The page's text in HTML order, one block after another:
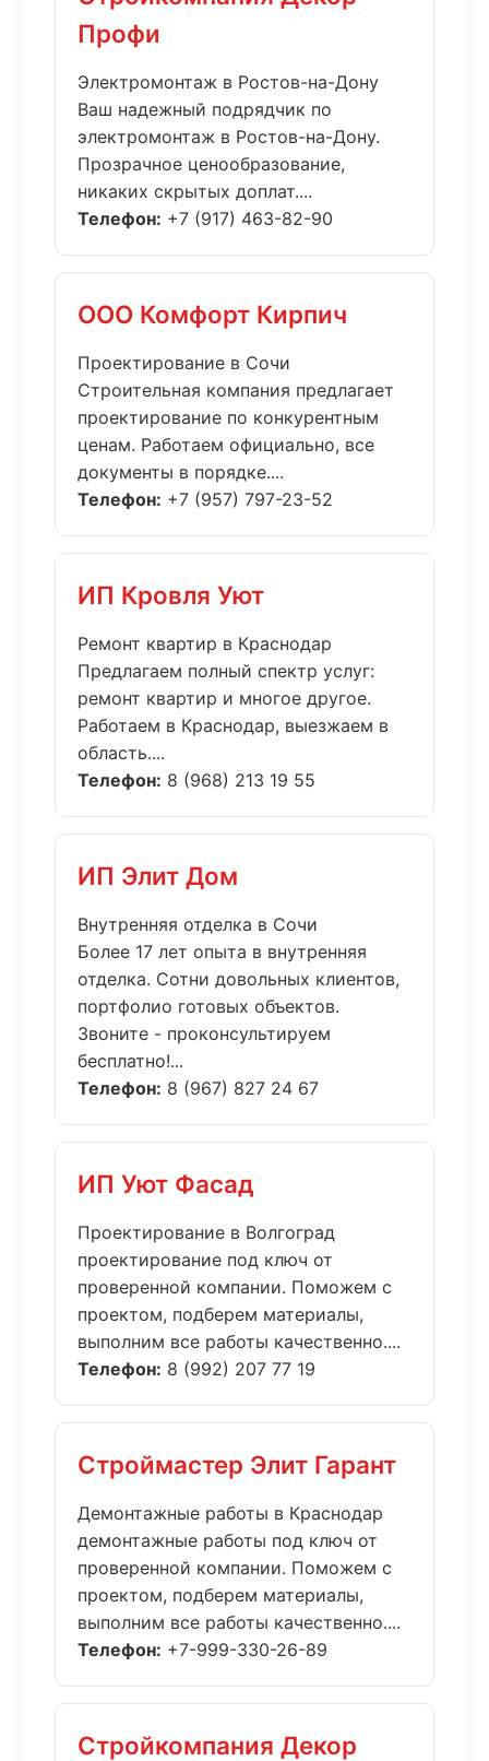
Профи
Электромонтаж в Ростов-на-Дону
Ваш надежный подрядчик по
электромонтаж в Ростов-на-Дону.
Прозрачное ценообразование,
никаких скрытых доплат....
Телефон: +7 (917) 463-82-90
ООО Комфорт Кирпич
Проектирование в Сочи
Строительная компания предлагает
проектирование по конкурентным
ценам. Работаем официально, все
документы в порядке....
Телефон: +7 (957) 797-23-52
ИП Кровля Уют
Ремонт квартир в Краснодар
Предлагаем полный спектр услуг:
ремонт квартир и многое другое.
Работаем в Краснодар, выезжаем в
область....
Телефон: 8 (968) 213 19 55
ИП Элит Дом
Внутренняя отделка в Сочи
Более 17 лет опыта в внутренняя
отделка. Сотни довольных клиентов,
портфолио готовых объектов.
Звоните - проконсультируем
бесплатно!...
Телефон: 8 (967) 827 24 67
ИП Уют Фасад
Проектирование в Волгоград
проектирование под ключ от
проверенной компании. Поможем с
проектом, подберем материалы,
выполним все работы качественно....
Телефон: 8 (992) 207 77 19
Строймастер Элит Гарант
Демонтажные работы в Краснодар
демонтажные работы под ключ от
проверенной компании. Поможем с
проектом, подберем материалы,
выполним все работы качественно....
Телефон: +7-999-330-26-89
Стройкомпания Декор